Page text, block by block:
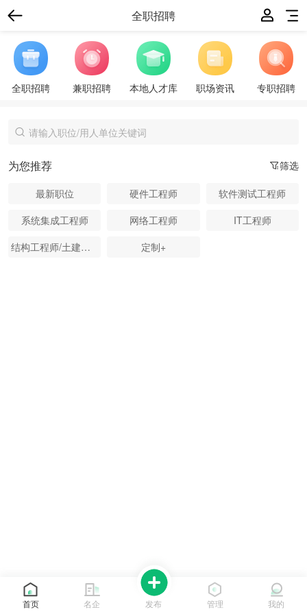
全职招聘
全职招聘 兼职招聘 本地人才库 职场资讯 专职招聘
筛选
为您推荐
最新职位 硬件工程师
软件测试工程师
系统集成工程师
网络工程师
IT工程师
结构工程师/土建工程师
定制+
首页 名企 发布 管理 我的